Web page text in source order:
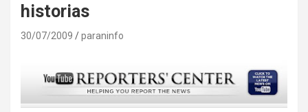
historias
30/07/2009 paraninfo